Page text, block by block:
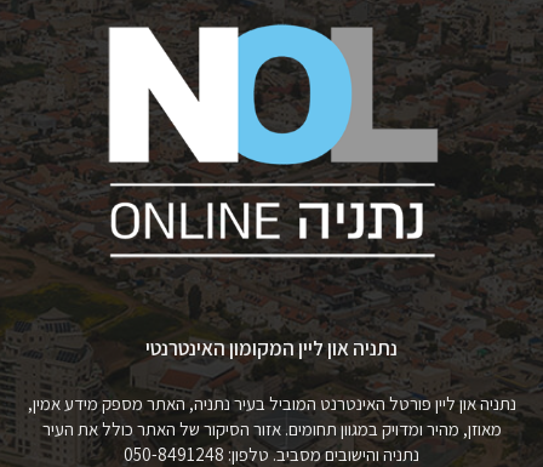
נתניה און ליין המקומון האינטרנטי
נתניה און ליין פורטל האינטרנט המוביל בעיר נתניה, האתר מספק מידע אמין,
מאוזן, מהיר ומדויק במגוון תחומים. אזור הסיקור של האתר כולל את העיר
נתניה והישובים מסביב. טלפון: 050-8491248